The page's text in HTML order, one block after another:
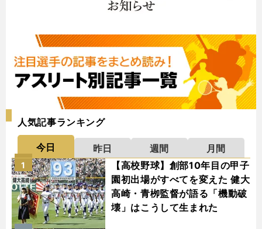
人気記事ランキング
今日 昨日 週間
月間
【高校野球】創部10年目の甲子
園初出場がすべてを変えた 健大
高崎・青栁監督が語る「機動破
壊」はこうして生まれた
1